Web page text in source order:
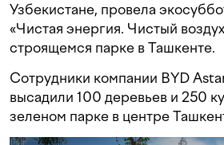
Узбекистане, провела
«Чистая энергия. Чистый
строящемся парке в Ташкенте.
Сотрудники компании BYD
высадили 100 деревьев и 250
зеленом парке в центре